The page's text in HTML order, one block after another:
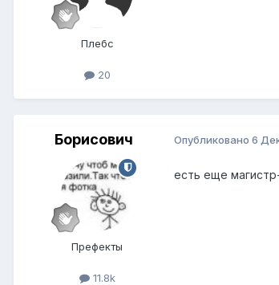
Плебс
20
Борисович
Префекты
11.8k
Опубликовано 6
есть еще